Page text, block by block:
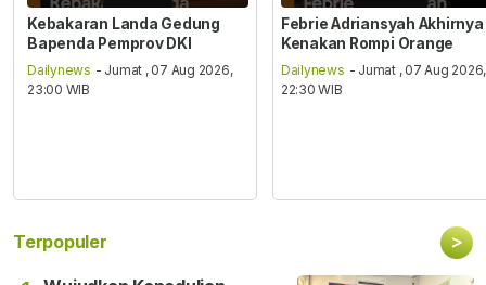
Kebakaran Landa Gedung
Bapenda Pemprov DKI
Dailynews - Jumat , 07 Aug 2026,
23:00 WIB
Febrie Adriansyah Akhirnya
Kenakan Rompi Orange
Dailynews - Jumat , 07 Aug 2026,
22:30 WIB
Terpopuler >